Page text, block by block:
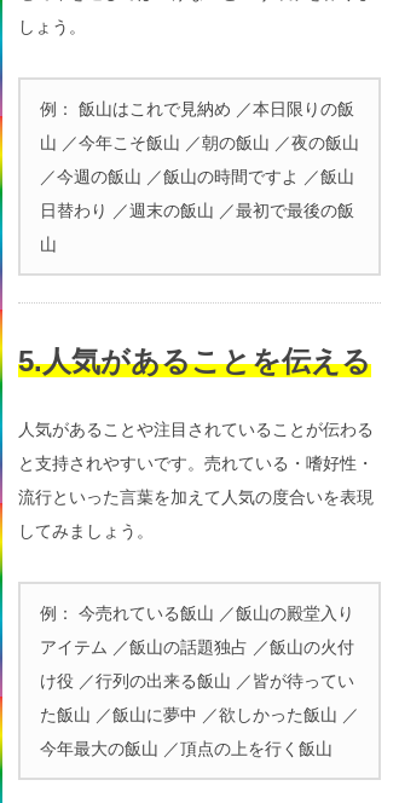
しょう。
例： 飯山はこれで見納め ／本日限りの飯
山 ／今年こそ飯山 ／朝の飯山 ／夜の飯山
／今週の飯山 ／飯山の時間ですよ ／飯山
日替わり ／週末の飯山 ／最初で最後の飯
山
5.人気があることを伝える
人気があることや注目されていることが伝わる
と支持されやすいです。売れている・嗜好性・
流行といった言葉を加えて人気の度合いを表現
してみましょう。
例： 今売れている飯山 ／飯山の殿堂入り
アイテム ／飯山の話題独占 ／飯山の火付
け役 ／行列の出来る飯山 ／皆が待ってい
た飯山 ／飯山に夢中 ／欲しかった飯山 ／
今年最大の飯山 ／頂点の上を行く飯山